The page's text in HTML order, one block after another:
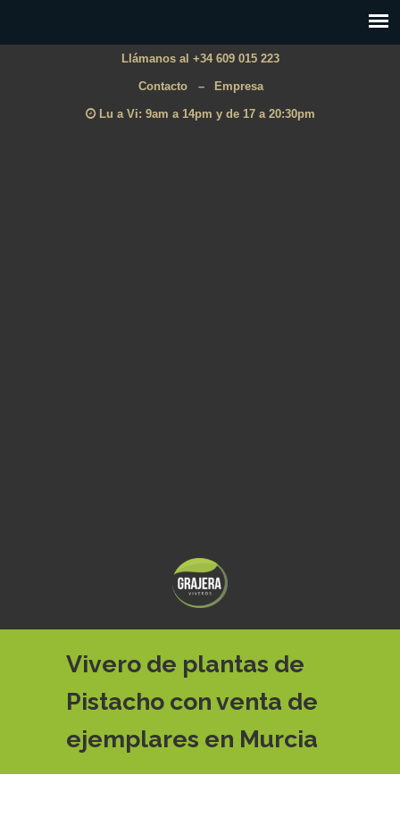
Llámanos al +34 609 015 223
Contacto – Empresa
Lu a Vi: 9am a 14pm y de 17 a 20:30pm
Vivero de plantas de
Pistacho con venta de
ejemplares en Murcia